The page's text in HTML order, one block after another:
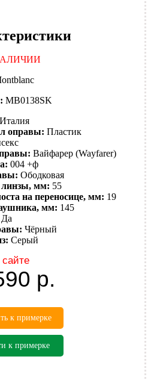
MB0138SK
Италия
оправы: Пластик
Вайфарер (Wayfarer)
004 +ф
Ободковая
мм: 55
на переносице, мм: 19
мм: 145
Да
Чёрный
Серый
р.
к примерке
к примерке